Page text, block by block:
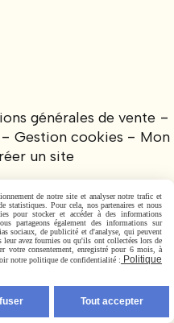
générales de vente
Gestion cookies
Mon
un site
de notre site et analyser notre trafic et
statistiques. Pour cela, nos partenaires et nous
pour stocker et accéder à des informations
partageons également des informations sur
sociaux, de publicité et d'analyse, qui peuvent
avez fournies ou qu'ils ont collectées lors de
votre consentement, enregistré pour 6 mois, à
notre politique de confidentialité : Politique
Tout accepter